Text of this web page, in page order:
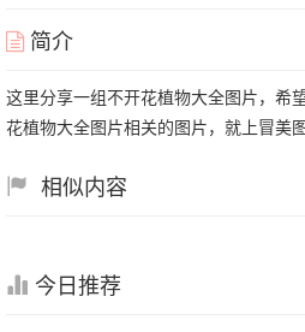
简介
这里分享一组不开花植物大全图片，希
花植物大全图片相关的图片，就上冒美
相似内容
今日推荐